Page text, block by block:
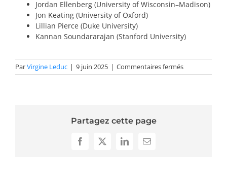
Jordan Ellenberg (University of Wisconsin–Madison)
Jon Keating (University of Oxford)
Lillian Pierce (Duke University)
Kannan Soundararajan (Stanford University)
ParVirgine Leduc | 9 juin 2025 | Commentaires ferméssur
Organisateurs-
Partagez cette page
Facebook
X LinkedInEmail